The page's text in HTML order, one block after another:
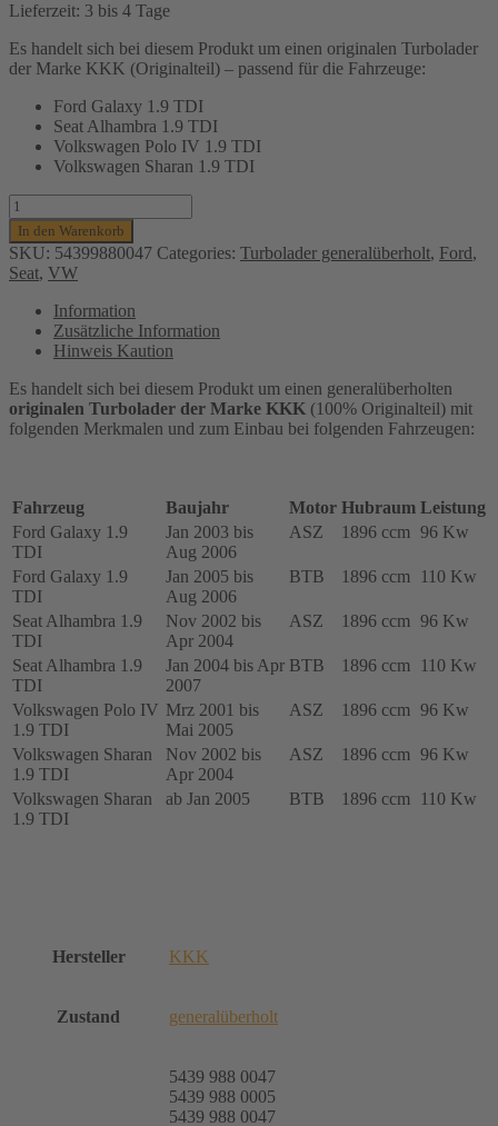
Lieferzeit: 3 bis 4 Tage
Es handelt sich bei diesem Produkt um einen originalen Turbolader
der Marke KKK (Originalteil) – passend für die Fahrzeuge:
Ford Galaxy 1.9 TDI
Seat Alhambra 1.9 TDI
Volkswagen Polo IV 1.9 TDI
Volkswagen Sharan 1.9 TDI
Turbolader
KKK
(generalüberholt)
für
Ford,
1.9
TDI.
96-
110KW,
54399700005,
038253019H
Menge
In den Warenkorb
SKU: 54399880047 Categories: Turbolader generalüberholt, Ford,
Seat, VW
Information
Zusätzliche Information
Hinweis Kaution
Es handelt sich bei diesem Produkt um einen generalüberholten
originalen Turbolader der Marke KKK (100% Originalteil) mit
folgenden Merkmalen und zum Einbau bei folgenden Fahrzeugen:
Fahrzeug Baujahr Motor Hubraum Leistung
Ford Galaxy 1.9
TDI
Jan 2003 bis
Aug 2006
ASZ 1896 ccm 96 Kw
Ford Galaxy 1.9
TDI
Jan 2005 bis
Aug 2006
BTB 1896 ccm 110 Kw
Seat Alhambra 1.9
TDI
Nov 2002 bis
Apr 2004
ASZ 1896 ccm 96 Kw
Seat Alhambra 1.9
TDI
Jan 2004 bis Apr
2007
BTB 1896 ccm 110 Kw
Volkswagen Polo IV
1.9 TDI
Mrz 2001 bis
Mai 2005
ASZ 1896 ccm 96 Kw
Volkswagen Sharan
1.9 TDI
Nov 2002 bis
Apr 2004
ASZ 1896 ccm 96 Kw
Volkswagen Sharan
1.9 TDI
ab Jan 2005 BTB 1896 ccm 110 Kw
Hersteller KKK
Zustand generalüberholt
5439 988 0047
5439 988 0005
5439 988 0047